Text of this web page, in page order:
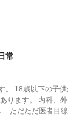
常
が
で